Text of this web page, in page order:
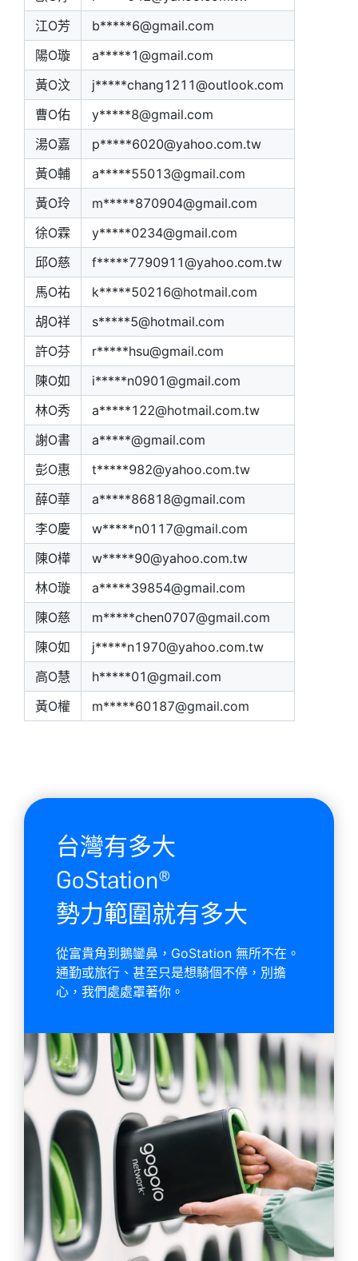
江O芳
b*****6@gmail.com
陽O璇
a*****1@gmail.com
黃O汶
j*****chang1211@outlook.com
曹O佑
y*****8@gmail.com
湯O嘉
p*****6020@yahoo.com.tw
黃O輔
a*****55013@gmail.com
黃O玲
m*****870904@gmail.com
徐O霖
y*****0234@gmail.com
邱O慈
f*****7790911@yahoo.com.tw
馬O祐
k*****50216@hotmail.com
胡O祥
s*****5@hotmail.com
許O芬
r*****hsu@gmail.com
陳O如
i*****n0901@gmail.com
林O秀
a*****122@hotmail.com.tw
謝O書
a*****@gmail.com
彭O惠
t*****982@yahoo.com.tw
薛O華
a*****86818@gmail.com
李O慶
w*****n0117@gmail.com
陳O樺
w*****90@yahoo.com.tw
林O璇
a*****39854@gmail.com
陳O慈
m*****chen0707@gmail.com
陳O如
j*****n1970@yahoo.com.tw
高O慧
h*****01@gmail.com
黃O權
m*****60187@gmail.com
台灣有多大
GoStation®
勢力範圍就有多大
從富貴角到鵝鑾鼻，GoStation 無所不在。
通勤或旅行、甚至只是想騎個不停，別擔
心，我們處處罩著你。